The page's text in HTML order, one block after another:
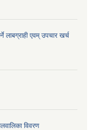
लाबग्राही एवम् उपचार खर्च
विवरण